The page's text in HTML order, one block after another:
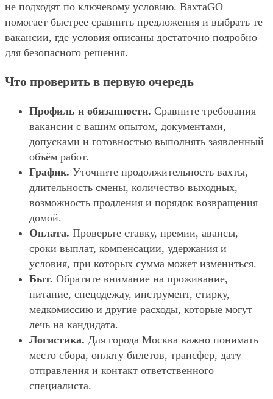
не подходят по ключевому условию. ВахтаGO
помогает быстрее сравнить предложения и выбрать те
вакансии, где условия описаны достаточно подробно
для безопасного решения.
Что проверить в первую очередь
Профиль и обязанности. Сравните требования
вакансии с вашим опытом, документами,
допусками и готовностью выполнять заявленный
объём работ.
График. Уточните продолжительность вахты,
длительность смены, количество выходных,
возможность продления и порядок возвращения
домой.
Оплата. Проверьте ставку, премии, авансы,
сроки выплат, компенсации, удержания и
условия, при которых сумма может измениться.
Быт. Обратите внимание на проживание,
питание, спецодежду, инструмент, стирку,
медкомиссию и другие расходы, которые могут
лечь на кандидата.
Логистика. Для города Москва важно понимать
место сбора, оплату билетов, трансфер, дату
отправления и контакт ответственного
специалиста.